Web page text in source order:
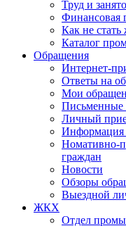
Труд и
Финансовая
Как не
Каталог
Обращения
Интернет-
Ответы на
Мои
Письменные
Личный
Информация
Номативно-
граждан
Новости
Обзоры
Выездной
ЖКХ
Отдел